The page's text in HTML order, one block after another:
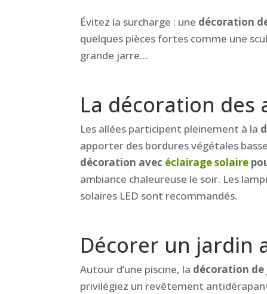
Évitez la surcharge : une décoration
quelques pièces fortes comme une
grande jarre…
La décoration des
Les allées participent pleinement à la
apporter des bordures végétales
décoration avec éclairage solaire
ambiance chaleureuse le soir. Les
solaires LED sont recommandés.
Décorer un jardin
Autour d’une piscine, la décoration
privilégiez un revêtement